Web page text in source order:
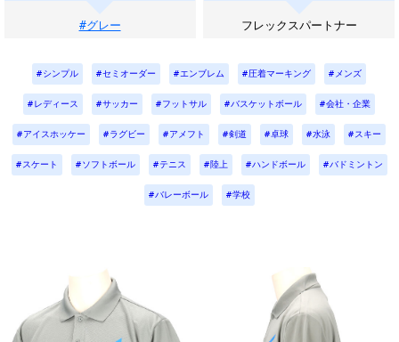
#グレー フレックスパートナー
シンプル セミオーダー エンブレム 圧着マーキング メンズ
レディース サッカー フットサル バスケットボール 会社・企業
アイスホッケー ラグビー アメフト 剣道 卓球 水泳 スキー
スケート ソフトボール テニス 陸上 ハンドボール バドミントン
バレーボール 学校